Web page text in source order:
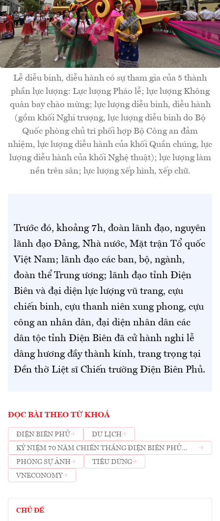
Lễ diễu binh, diễu hành có sự tham gia của 5 thành
phần lực lượng: Lực lượng Pháo lễ; lực lượng Không
quân bay chào mừng; lực lượng diễu binh, diễu hành
(gồm khối Nghi trượng, lực lượng diễu binh do Bộ
Quốc phòng chủ trì phối hợp Bộ Công an đảm
nhiệm, lực lượng diễu hành của khối Quần chúng, lực
lượng diễu hành của khối Nghệ thuật); lực lượng làm
nền trên sân; lực lượng xếp hình, xếp chữ.
Trước đó, khoảng 7h, đoàn lãnh đạo, nguyên
lãnh đạo Đảng, Nhà nước, Mặt trận Tổ quốc
Việt Nam; lãnh đạo các ban, bộ, ngành,
đoàn thể Trung ương; lãnh đạo tỉnh Điện
Biên và đại diện lực lượng vũ trang, cựu
chiến binh, cựu thanh niên xung phong, cựu
công an nhân dân, đại diện nhân dân các
dân tộc tỉnh Điện Biên đã cử hành nghi lễ
dâng hương đầy thành kính, trang trọng tại
Đền thờ Liệt sĩ Chiến trường Điện Biên Phủ.
ĐỌC BÀI THEO TỪ KHOÁ
ĐIỆN BIÊN PHỦ
DU LỊCH
KỶ NIỆM 70 NĂM CHIẾN THẮNG ĐIỆN BIÊN PHỦ
(7/5/1954-7/5/2024)
PHÓNG SỰ ẢNH
TIÊU DÙNG
VNECONOMY
CHỦ ĐỀ